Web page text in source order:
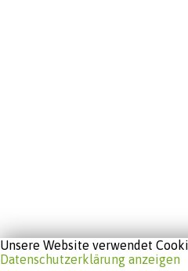
Unsere Website verwendet
Datenschutzerklärung anzeigen